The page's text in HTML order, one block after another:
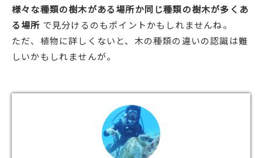
様々な種類の樹木がある場所か同じ種類の樹木が多くあ
る場所 で見分けるのもポイントかもしれませんね。
ただ、植物に詳しくないと、木の種類の違いの認識は難
しいかもしれませんが。